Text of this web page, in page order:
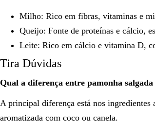
Milho: Rico em fibras, vitaminas e
Queijo: Fonte de proteínas e cálcio,
Leite: Rico em cálcio e vitamina D,
Tira Dúvidas
Qual a diferença entre pamonha salgada
A principal diferença está nos ingredientes
aromatizada com coco ou canela.